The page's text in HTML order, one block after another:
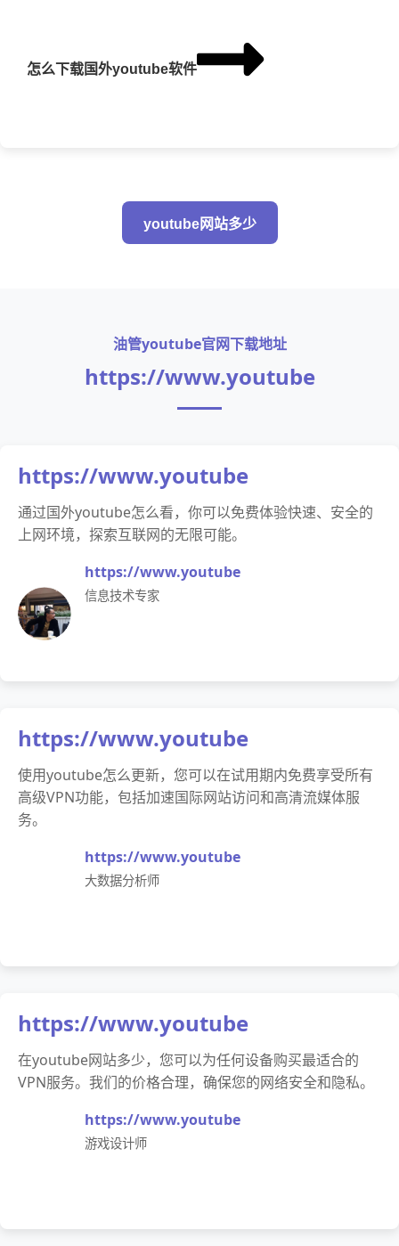
怎么下载国外youtube软件
youtube网站多少
油管youtube官网下载地址
https://www.youtube
https://www.youtube
通过国外youtube怎么看，你可以免费体验快速、安全的
上网环境，探索互联网的无限可能。
https://www.youtube
信息技术专家
https://www.youtube
使用youtube怎么更新，您可以在试用期内免费享受所有
高级VPN功能，包括加速国际网站访问和高清流媒体服
务。
https://www.youtube
大数据分析师
https://www.youtube
在youtube网站多少，您可以为任何设备购买最适合的
VPN服务。我们的价格合理，确保您的网络安全和隐私。
https://www.youtube
游戏设计师